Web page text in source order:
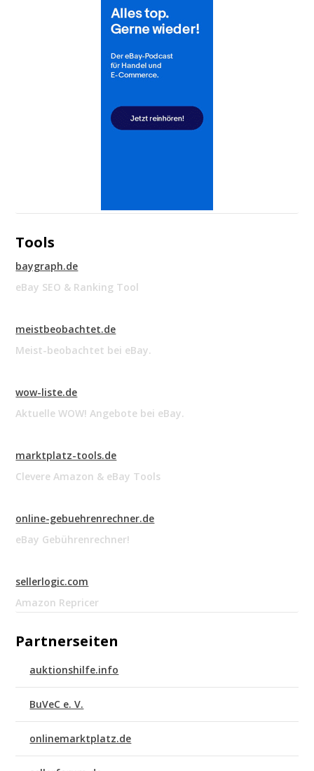
Tools
baygraph.de
eBay SEO & Ranking Tool
meistbeobachtet.de
Meist-beobachtet bei eBay.
wow-liste.de
Aktuelle WOW! Angebote bei eBay.
marktplatz-tools.de
Clevere Amazon & eBay Tools
online-gebuehrenrechner.de
eBay Gebührenrechner!
sellerlogic.com
Amazon Repricer
Partnerseiten
auktionshilfe.info
BuVeC e. V.
onlinemarktplatz.de